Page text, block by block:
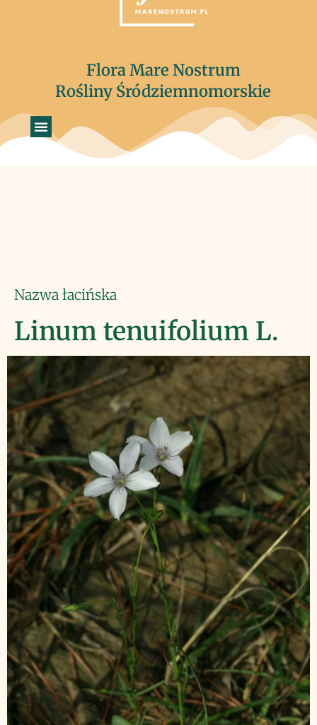
Flora Mare Nostrum
Rośliny Śródziemnomorskie
Nazwa łacińska
Linum tenuifolium L.